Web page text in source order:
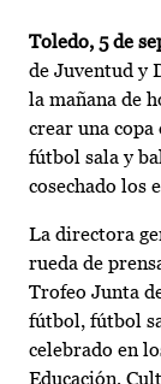
Toledo, 5 de
de Juventud y
la mañana de
crear una
fútbol sala y
cosechado los
La directora
rueda de
Trofeo Junta
fútbol, fútbol
celebrado en
Educación,